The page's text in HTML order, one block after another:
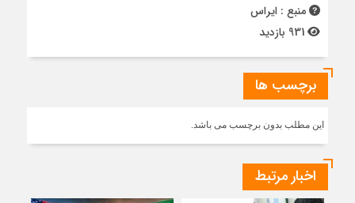
منبع : ایراس
برچسب ها
این مطلب بدون برچسب می باشد.
اخبار مرتبط